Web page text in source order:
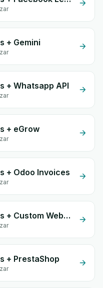
+ Gemini
+ Whatsapp API
+ eGrow
+ Odoo Invoices
Oscario Express + Custom Webhook
+ PrestaShop